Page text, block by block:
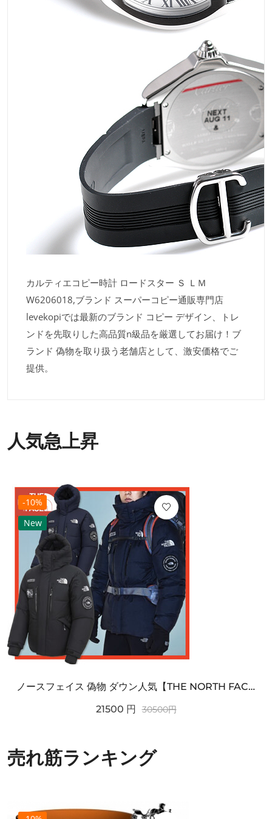
カルティエコピー時計 ロードスター Ｓ ＬＭ
W6206018,ブランド スーパーコピー通販専門店
levekopiでは最新のブランド コピー デザイン、トレ
ンドを先取りした高品質n級品を厳選してお届け！ブ
ランド 偽物を取り扱う老舗店として、激安価格でご
提供。
人気急上昇
-10%
New
ノースフェイス 偽物 ダウン人気【THE NORTH FACE】M'S 7 SUMMIT HIM...
21500 円 30500円
売れ筋ランキング